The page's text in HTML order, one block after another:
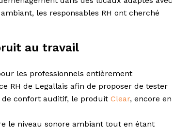
les responsables RH ont cherché
au travail
les professionnels entièrement
RH de Legallais afin de proposer de tester
de confort auditif, le produit Clear, encore en
le niveau sonore ambiant tout en étant